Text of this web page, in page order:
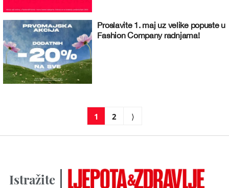
Proslavite 1. maj uz velike popuste u
Fashion Company radnjama!
1 2 ⟩
Istražite